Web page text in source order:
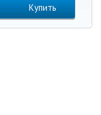
Купить